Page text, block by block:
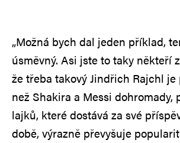
„Možná bych dal jeden příklad,
úsměvný. Asi jste to taky někteří
že třeba takový Jindřich Rajchl
než Shakira a Messi dohromady,
lajků, které dostává za své
době, výrazně převyšuje